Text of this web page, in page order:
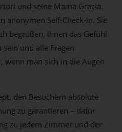
und seine Mama Grazia.
anonymen Self-Check-in. Sie
begrüßen, ihnen das Gefühl
und alle Fragen
wenn man sich in die Augen
den Besuchern absolute
zu garantieren – dafür
zu jedem Zimmer und der